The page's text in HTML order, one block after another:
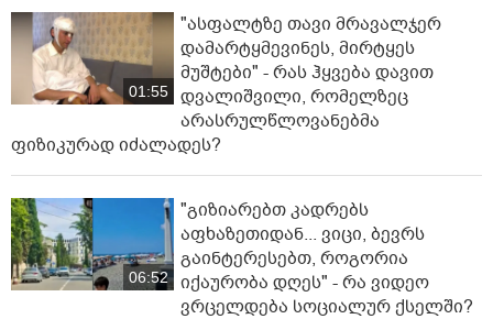
01:55
"ასფალტზე თავი მრავალჯერ
დამარტყმევინეს, მირტყეს
მუშტები" - რას ჰყვება დავით
დვალიშვილი, რომელზეც
არასრულწლოვანებმა
ფიზიკურად იძალადეს?
06:52
"გიზიარებთ კადრებს
აფხაზეთიდან... ვიცი, ბევრს
გაინტერესებთ, როგორია
იქაურობა დღეს" - რა ვიდეო
ვრცელდება სოციალურ ქსელში?